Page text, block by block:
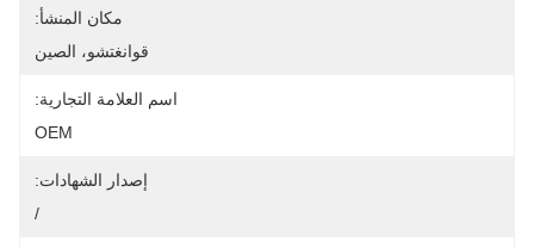
مكان المنشأ:
قوانغتشو، الصين
اسم العلامة التجارية:
OEM
إصدار الشهادات:
/